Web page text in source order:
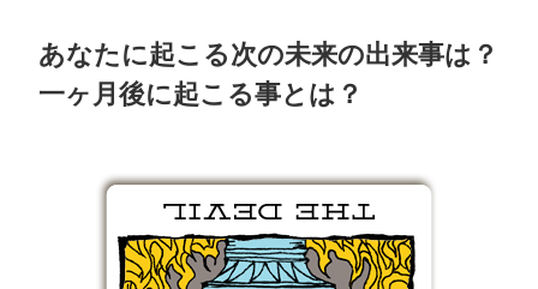
あなたに起こる次の未来の出来事は？
一ヶ月後に起こる事とは？